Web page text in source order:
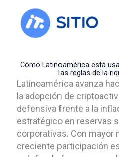
content
Cómo Latinoamérica está
las reglas de la
Latinoamérica avanza
la adopción de
defensiva frente a la
estratégico en reservas
corporativas. Con mayor
creciente participación